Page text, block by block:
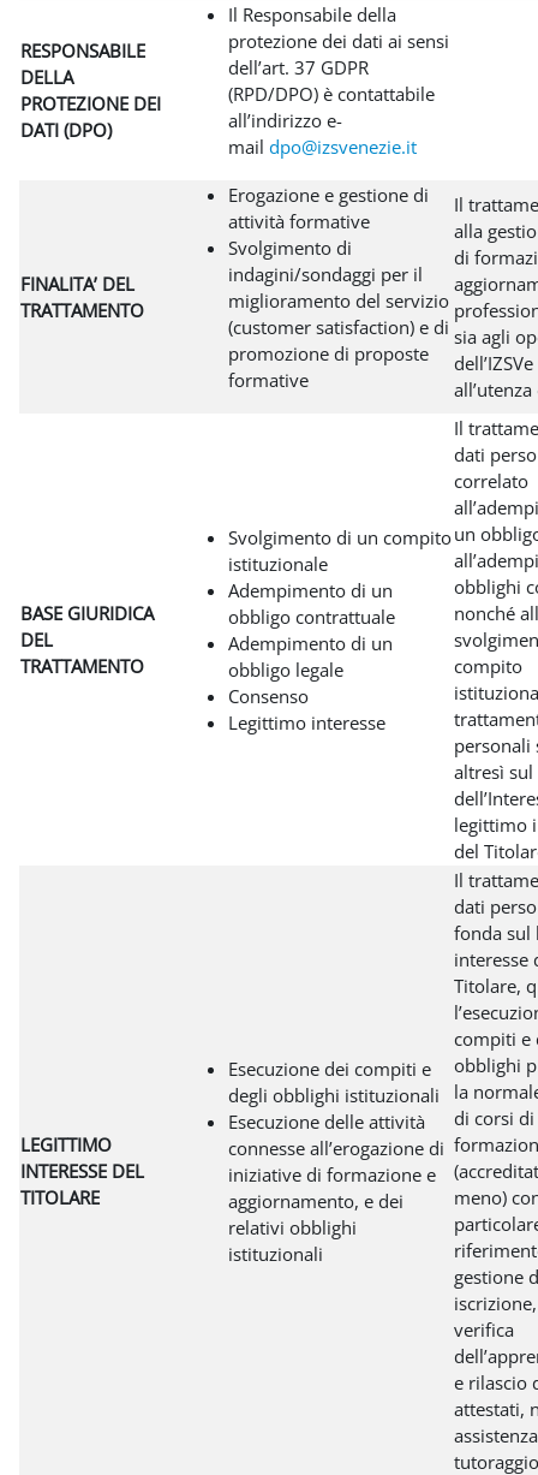
RESPONSABILE
DELLA
PROTEZIONE DEI
DATI (DPO)
Il Responsabile della
protezione dei dati ai sensi
dell’art. 37 GDPR
(RPD/DPO) è contattabile
all’indirizzo e-
mail dpo@izsvenezie.it
FINALITA’ DEL
TRATTAMENTO
Erogazione e gestione di
attività formative
Svolgimento di
indagini/sondaggi per il
miglioramento del servizio
(customer satisfaction) e di
promozione di proposte
formative
Il
alla
di
sia agli
BASE GIURIDICA
DEL
TRATTAMENTO
Svolgimento di un compito
istituzionale
Adempimento di un
obbligo contrattuale
Adempimento di un
obbligo legale
Consenso
Legittimo interesse
Il
dati
correlato
un
obblighi
nonché
compito
personali
altresì sul
legittimo
del
LEGITTIMO
INTERESSE DEL
TITOLARE
Esecuzione dei compiti e
degli obblighi istituzionali
Esecuzione delle attività
connesse all’erogazione di
iniziative di formazione e
aggiornamento, e dei
relativi obblighi
istituzionali
Il
dati
fonda sul
interesse
Titolare,
compiti e
obblighi
la
di corsi di
meno)
gestione
verifica
e rilascio
attestati,